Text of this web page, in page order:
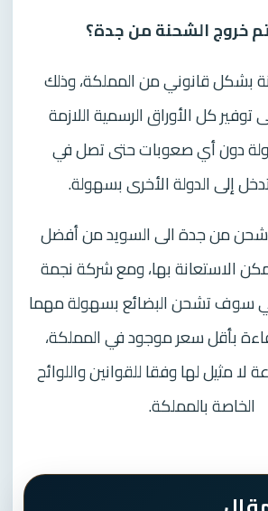
خروج الشحنة من جدة؟
بشكل قانوني من المملكة، وذلك
توفير كل الأوراق الرسمية اللازمة
دون أي صعوبات حتى تصل في
إلى الدولة الأخرى بسهولة.
من جدة الى السويد من أفضل
الاستعانة بها، ومع شركة نجمة
سوف تشحن البضائع بسهولة مهما
بأقل سعر موجود في المملكة،
لا مثيل لها وفقا للقوانين واللوائح
الخاصة بالمملكة.